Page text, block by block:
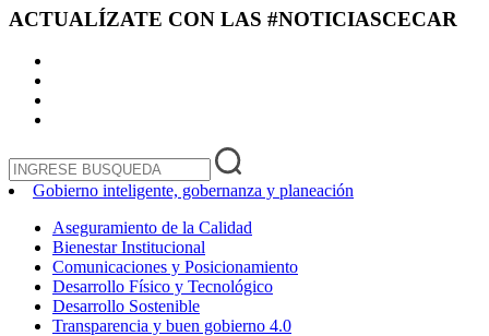
ACTUALÍZATE CON LAS #NOTICIASCECAR
Gobierno inteligente, gobernanza y planeación
Aseguramiento de la Calidad
Bienestar Institucional
Comunicaciones y Posicionamiento
Desarrollo Físico y Tecnológico
Desarrollo Sostenible
Transparencia y buen gobierno 4.0